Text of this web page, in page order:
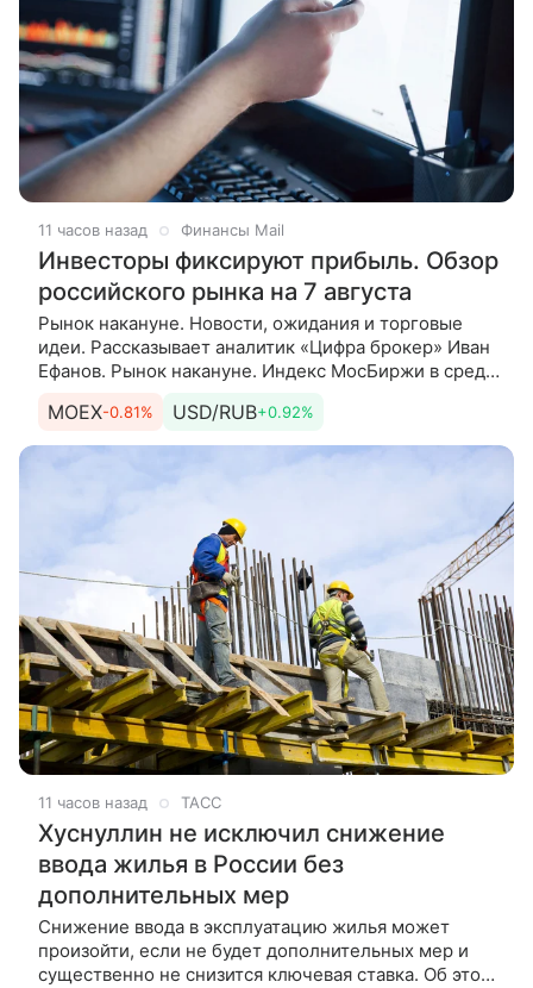
11 часов назад Финансы Mail
Инвесторы фиксируют прибыль. Обзор
российского рынка на 7 августа
Рынок накануне. Новости, ожидания и торговые
идеи. Рассказывает аналитик «Цифра брокер» Иван
Ефанов. Рынок накануне. Индекс МосБиржи в среду
0,69%,
MOEX-0.81% USD/RUB+0.92%
11 часов назад ТАСС
Хуснуллин не исключил снижение
ввода жилья в России без
дополнительных мер
Снижение ввода в эксплуатацию жилья может
произойти, если не будет дополнительных мер и
существенно не снизится ключевая ставка. Об этом